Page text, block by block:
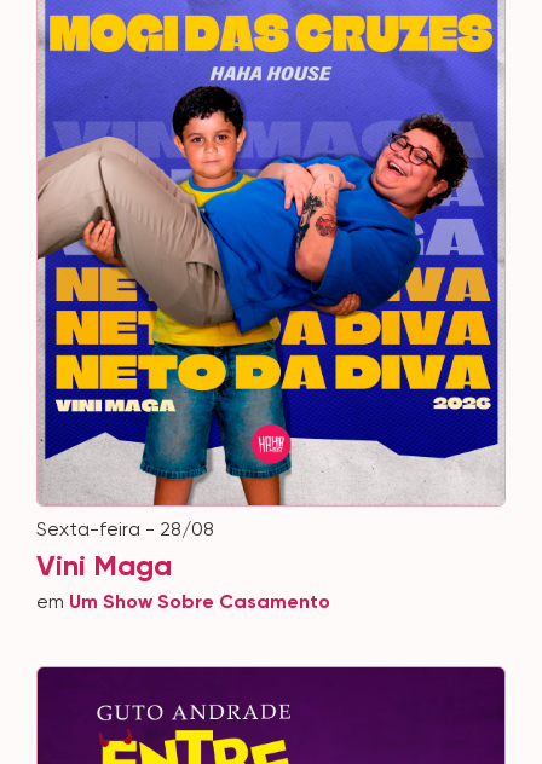
sexta-feira - 28/08
Vini Maga
em Um Show Sobre Casamento